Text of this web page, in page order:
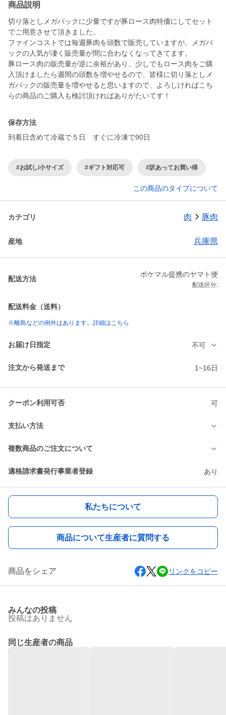
商品説明
切り落としメガパックに少量ですが豚ロース肉特価にしてセット
でご用意させて頂きました。
ファインコストでは毎週豚肉を頭数で販売していますが、メガパ
ックの人気が凄く販売量が間に合わなくなってきてます。
豚ロース肉の販売量が逆に余裕があり、少しでもロース肉をご購
入頂けましたら週間の頭数を増やせるので、皆様に切り落としメ
ガパックの販売量を増やせると思いますので、よろしければこち
保存方法
到着日含めて冷蔵で５日 すぐに冷凍で90日
#お試し/小サイズ #ギフト対応可 #訳あってお買い得
この商品のタイプについて
カテゴリ 肉 豚肉
産地 兵庫県
配送方法
ポケマル提携のヤマト便
配送区分:
配送料金（送料）
※離島などの例外はあります。詳細はこちら
お届け日指定 不可
注文から発送まで 1~16日
クーポン利用可否 可
支払い方法
複数商品のご注文について
適格請求書発行事業者登録 あり
私たちについて
商品について生産者に質問する
商品をシェア リンクをコピー
みんなの投稿
投稿はありません
同じ生産者の商品